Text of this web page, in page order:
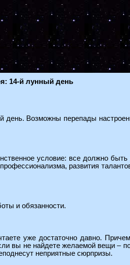
14-й лунный день
Возможны перепады
условие: все должно
развития
и обязанности.
уже достаточно давно.
вы не найдете желаемой вещи –
неприятные сюрпризы.